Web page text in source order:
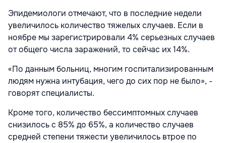
Эпидемиологи отмечают, что в последние недели
увеличилось количество тяжелых случаев. Если в
ноябре мы зарегистрировали 4% серьезных случаев
от общего числа заражений, то сейчас их 14%.
«По данным больниц, многим госпитализированным
людям нужна интубация, чего до сих пор не было», -
говорят специалисты.
Кроме того, количество бессимптомных случаев
снизилось с 85% до 65%, а количество случаев
средней степени тяжести увеличилось втрое по